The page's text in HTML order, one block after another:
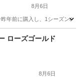
8月6日
年前に購入し、1シーズンの
ローズゴールド
8月6日